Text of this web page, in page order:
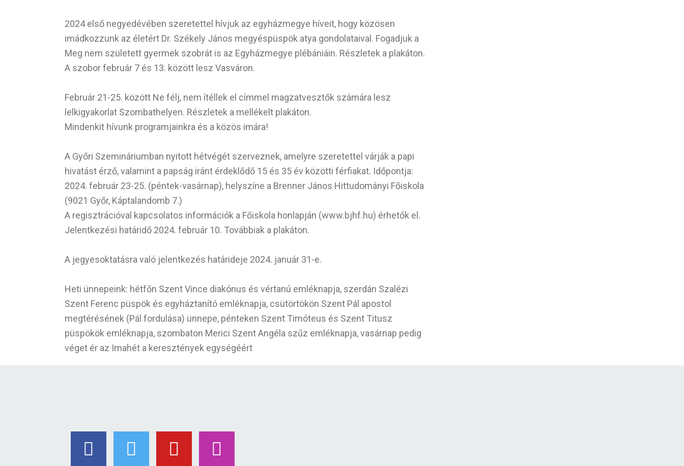
2024 első negyedévében szeretettel hívjuk az egyházmegye híveit, hogy közösen
imádkozzunk az életért Dr. Székely János megyéspüspök atya gondolataival. Fogadjuk a
Meg nem született gyermek szobrát is az Egyházmegye plébániáin. Részletek a plakáton.
A szobor február 7 és 13. között lesz Vasváron.
Február 21-25. között Ne félj, nem ítéllek el címmel magzatvesztők számára lesz
lelkigyakorlat Szombathelyen. Részletek a mellékelt plakáton.
Mindenkit hívunk programjainkra és a közös imára!
A Győri Szemináriumban nyitott hétvégét szerveznek, amelyre szeretettel várják a papi
hivatást érző, valamint a papság iránt érdeklődő 15 és 35 év közötti férfiakat. Időpontja:
2024. február 23-25. (péntek-vasárnap), helyszíne a Brenner János Hittudományi Főiskola
(9021 Győr, Káptalandomb 7.)
A regisztrációval kapcsolatos információk a Főiskola honlapján (www.bjhf.hu) érhetők el.
Jelentkezési határidő 2024. február 10. Továbbiak a plakáton.
A jegyesoktatásra való jelentkezés határideje 2024. január 31-e.
Heti ünnepeink: hétfőn Szent Vince diakónus és vértanú emléknapja, szerdán Szalézi
Szent Ferenc püspök és egyháztanító emléknapja, csütörtökön Szent Pál apostol
megtérésének (Pál fordulása) ünnepe, pénteken Szent Timóteus és Szent Titusz
püspökök emléknapja, szombaton Merici Szent Angéla szűz emléknapja, vasárnap pedig
véget ér az Imahét a keresztények egységéért